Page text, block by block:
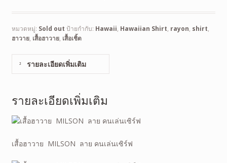
หมวดหมู่: Sold out ป้ายกำกับ: Hawaii, Hawaiian Shirt, rayon, shirt,
ฮาวาย, เสื้อฮาวาย, เสื้อเชิ้ต
รายละเอียดเพิ่มเติม
รายละเอียดเพิ่มเติม
เสื้อฮาวาย MILSON ลาย คนเล่นเซิร์ฟ